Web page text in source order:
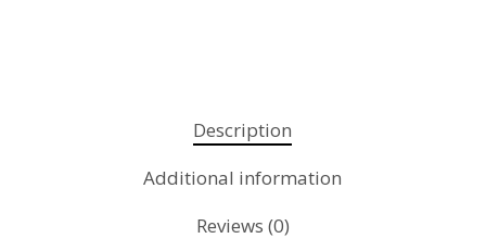
Description
Additional information
Reviews (0)